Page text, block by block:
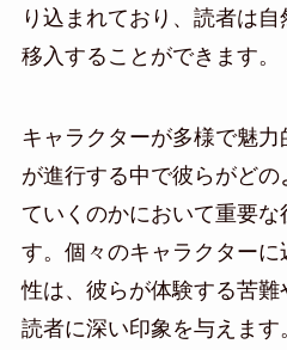
り込まれており、読者は
移入することができます。
キャラクターが多様で魅
が進行する中で彼らがど
ていくのかにおいて重要な
す。個々のキャラクター
性は、彼らが体験する苦難
読者に深い印象を与えま